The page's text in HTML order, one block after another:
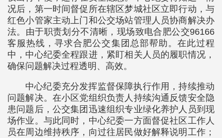
况后，第一时间督促所在辖区梦城社区立即行动，与
红色小管家主动上门和公交场站管理人员协商解决办
法。由于职责划分不清晰，现场致电合肥公交96166
客服热线，寻求合肥公交集团总部帮助。在此过程
中，中心纪委全程跟进，紧盯相关人员的履职情况，
确保问题解决过程透明、高效。
中心纪委充分发挥监督保障执行作用，持续推动
问题解决。在小区党组织负责人持续沟通反馈安全隐
患问题后，公交集团迅速组织专业绿化养护人员到现
场作业。与此同时，中心纪委一方面督促社区工作人
员在周边维持秩序，向过往居民做好解释说明工作；